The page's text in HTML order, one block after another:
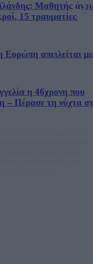
Μαθητής
15 τραυματίες
απειλείται με
η 46χρονη που
– Πέρασε τη νύχτα